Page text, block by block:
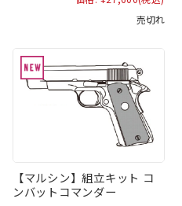
売切れ
【マルシン】組立キット コ
ンバットコマンダー